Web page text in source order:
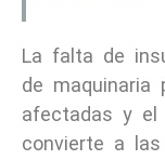
La falta de
de maquinaria
afectadas y el
convierte a